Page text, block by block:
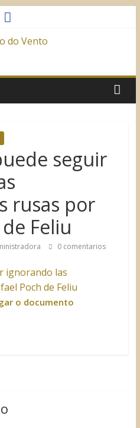
seguir
rusas por
Feliu
0 comentarios
ignorando las
Poch de Feliu
o documento